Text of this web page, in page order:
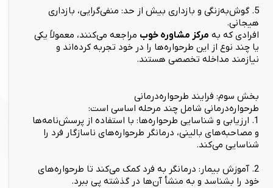
5. گوش‌به‌زنگی و بازداری بیش از حد: منفی‌گرایی، بازداری
هیجانی.
افرادی که به مرکز مشاوره خوب مراجعه می‌کنند، معمولاً یکی
یا چند نوع از این طرحواره‌ها را در خود تجربه کرده‌اند و
نیازمند مداخله تخصصی هستند.
بخش سوم: فرایند طرحواره‌درمانی
طرحواره‌درمانی شامل چند مرحله اساسی است:
1. ارزیابی و شناسایی طرحواره‌ها: با استفاده از پرسش‌نامه‌ها
و مصاحبه‌های بالینی، درمانگر طرحواره‌های ناسازگار فرد را
شناسایی می‌کند.
2. آموزش بیمار: درمانگر به فرد کمک می‌کند تا طرحواره‌های
خود را بشناسد و به منشأ آن‌ها در گذشته پی ببرد.